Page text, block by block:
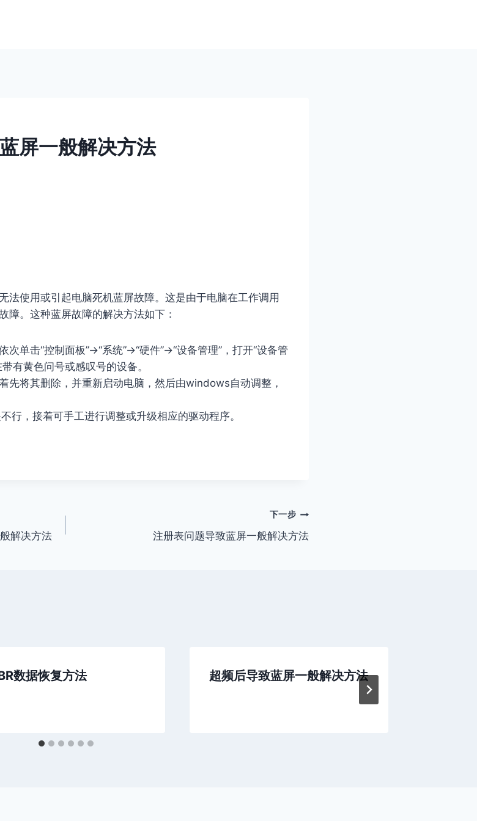
屏一般解决方法
法使用或引起电脑死机蓝屏故障。这是由于电脑在工作调用
障。这种蓝屏故障的解决方法如下：
次单击“控制面板”→“系统”→“硬件”→“设备管理”，打开“设备管
有黄色问号或感叹号的设备。
先将其删除，并重新启动电脑，然后由windows自动调整，
行，接着可手工进行调整或升级相应的驱动程序。
解决方法
下一步
注册表问题导致蓝屏一般解决方法
数据恢复方法 超频后导致蓝屏一般解决方法